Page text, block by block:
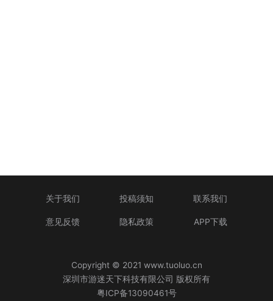
关于我们 投稿须知 联系我们
意见反馈 隐私政策 APP下载
Copyright © 2021 www.tuoluo.cn
深圳市游迷天下科技有限公司 版权所有
粤ICP备13090461号